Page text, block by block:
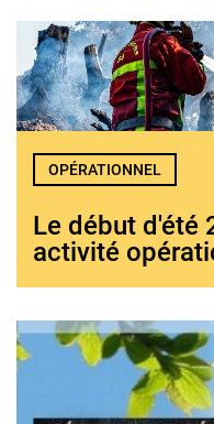
OPÉRATIONNEL
Le début d'été
activité